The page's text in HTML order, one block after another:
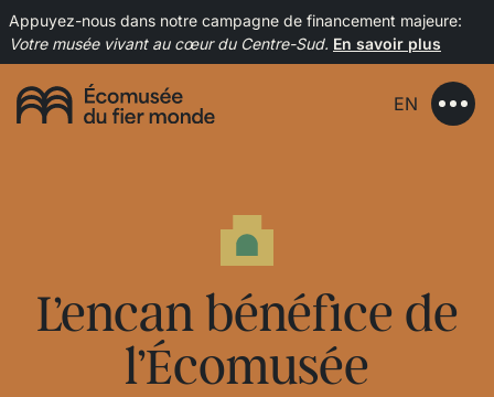
Appuyez-nous dans notre campagne de financement majeure:
Votre musée vivant au cœur du Centre-Sud. En savoir plus
EN
L’encan bénéfice de
l’Écomusée